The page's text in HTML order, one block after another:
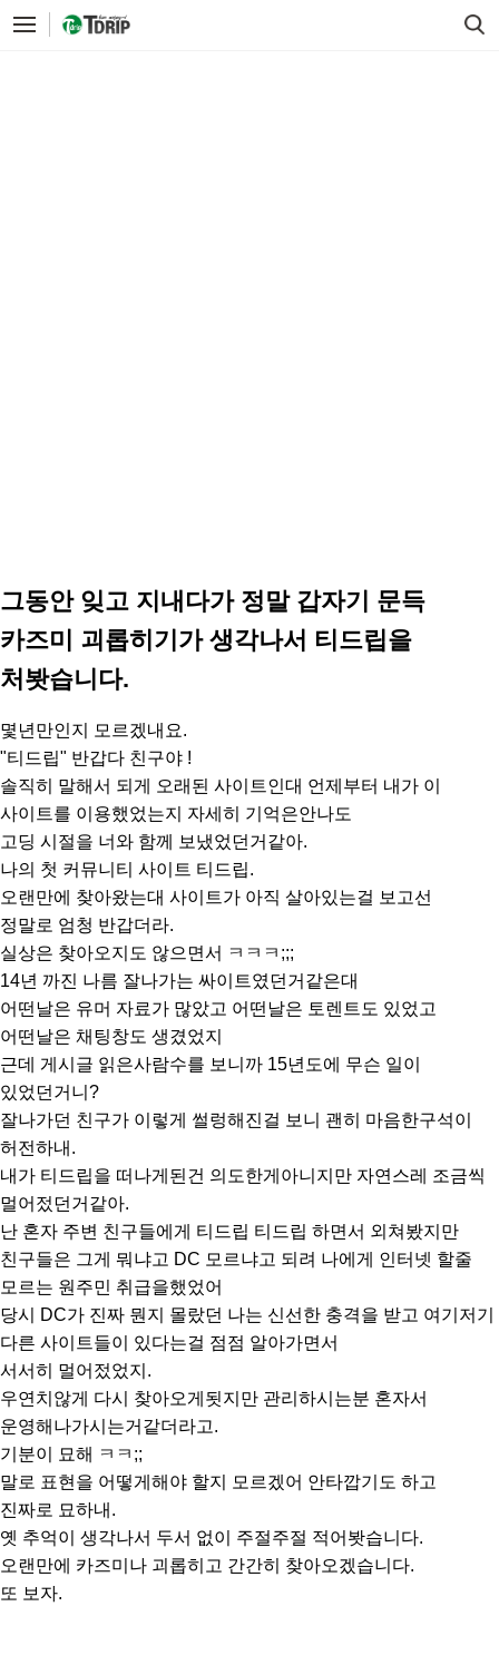
그동안 잊고 지내다가 정말 갑자기 문득
카즈미 괴롭히기가 생각나서 티드립을
처봣습니다.
몇년만인지 모르겠내요.
"티드립" 반갑다 친구야 !
솔직히 말해서 되게 오래된 사이트인대 언제부터 내가 이
사이트를 이용했었는지 자세히 기억은안나도
고딩 시절을 너와 함께 보냈었던거같아.
나의 첫 커뮤니티 사이트 티드립.
오랜만에 찾아왔는대 사이트가 아직 살아있는걸 보고선
정말로 엄청 반갑더라.
실상은 찾아오지도 않으면서 ㅋㅋㅋ;;;
14년 까진 나름 잘나가는 싸이트였던거같은대
어떤날은 유머 자료가 많았고 어떤날은 토렌트도 있었고
어떤날은 채팅창도 생겼었지
근데 게시글 읽은사람수를 보니까 15년도에 무슨 일이
있었던거니?
잘나가던 친구가 이렇게 썰렁해진걸 보니 괜히 마음한구석이
허전하내.
내가 티드립을 떠나게된건 의도한게아니지만 자연스레 조금씩
멀어젔던거같아.
난 혼자 주변 친구들에게 티드립 티드립 하면서 외쳐봤지만
친구들은 그게 뭐냐고 DC 모르냐고 되려 나에게 인터넷 할줄
모르는 원주민 취급을했었어
당시 DC가 진짜 뭔지 몰랐던 나는 신선한 충격을 받고 여기저기
다른 사이트들이 있다는걸 점점 알아가면서
서서히 멀어젔었지.
우연치않게 다시 찾아오게됫지만 관리하시는분 혼자서
운영해나가시는거같더라고.
기분이 묘해 ㅋㅋ;;
말로 표현을 어떻게해야 할지 모르겠어 안타깝기도 하고
진짜로 묘하내.
옛 추억이 생각나서 두서 없이 주절주절 적어봣습니다.
오랜만에 카즈미나 괴롭히고 간간히 찾아오겠습니다.
또 보자.